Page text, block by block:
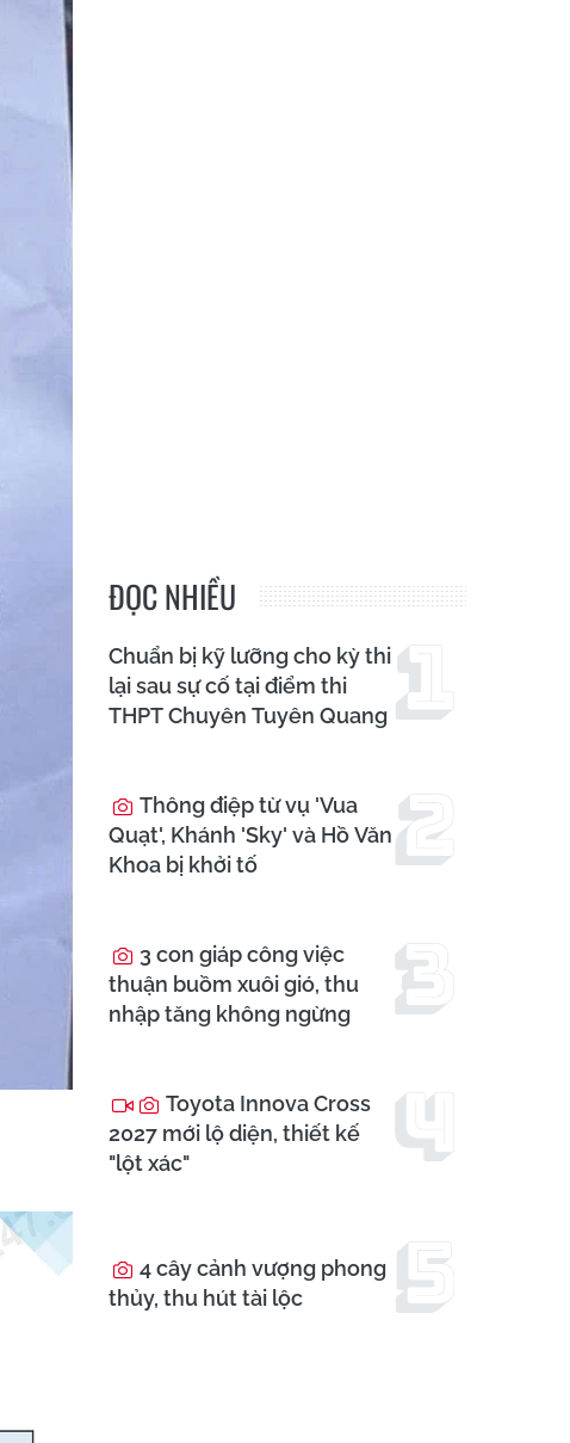
ĐỌC NHIỀU
Chuẩn bị kỹ lưỡng cho kỳ thi
lại sau sự cố tại điểm thi
THPT Chuyên Tuyên Quang
Thông điệp từ vụ 'Vua
Quạt', Khánh 'Sky' và Hồ Văn
Khoa bị khởi tố
3 con giáp công việc
thuận buồm xuôi gió, thu
nhập tăng không ngừng
Toyota Innova Cross
2027 mới lộ diện, thiết kế
"lột xác"
4 cây cảnh vượng phong
thủy, thu hút tài lộc